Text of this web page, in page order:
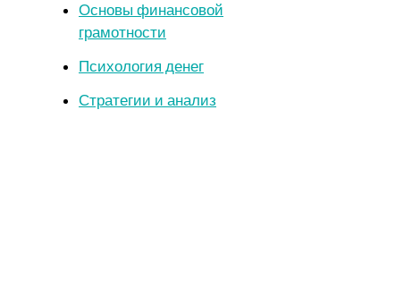
Основы финансовой
грамотности
Психология денег
Стратегии и анализ